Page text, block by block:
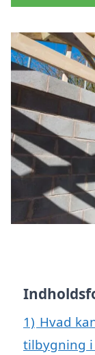
1) Hvad
tilbygning